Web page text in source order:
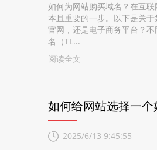
如何为网站购买域名？在互
本且重要的一步。以下是关
官网，还是电子商务平台？
名（TL...
阅读全文
如何给网站选择一个
2025/6/13 9:45:55